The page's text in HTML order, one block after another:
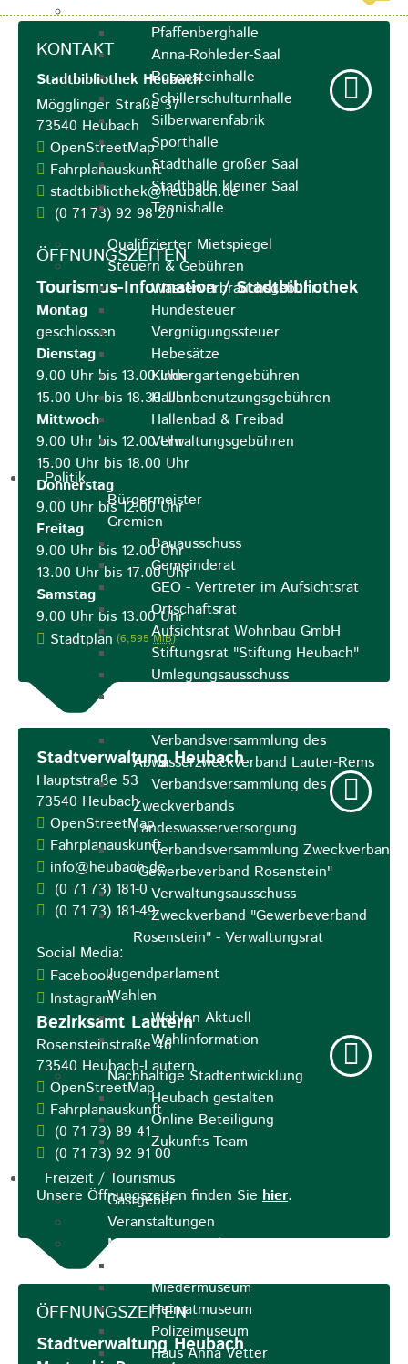
Hallen & Säle
Pfaffenberghalle
Anna-Rohleder-Saal
Rosensteinhalle
Schillerschulturnhalle
Silberwarenfabrik
Sporthalle
Stadthalle großer Saal
Stadthalle kleiner Saal
Tennishalle
Qualifizierter Mietspiegel
Steuern & Gebühren
Wasserverbrauchsgebühr
Hundesteuer
Vergnügungssteuer
Hebesätze
Kindergartengebühren
Hallenbenutzungsgebühren
Hallenbad & Freibad
Verwaltungsgebühren
Politik
Bürgermeister
Gremien
Bauausschuss
Gemeinderat
GEO - Vertreter im Aufsichtsrat
Ortschaftsrat
Aufsichtsrat Wohnbau GmbH
Stiftungsrat "Stiftung Heubach"
Umlegungsausschuss
Verbandsversammlung des
Abwasserzweckverband Lauter-Rems
Verbandsversammlung des
Zweckverbands
Landeswasserversorgung
Verbandsversammlung Zweckverband
"Gewerbeverband Rosenstein"
Verwaltungsausschuss
Zweckverband "Gewerbeverband
Rosenstein" - Verwaltungsrat
Jugendparlament
Wahlen
Wahlen Aktuell
Wahlinformation
Nachhaltige Stadtentwicklung
Heubach gestalten
Online Beteiligung
Zukunfts Team
Freizeit / Tourismus
Gastgeber
Veranstaltungen
Museen & Sammlungen
Miedermuseum
Heimatmuseum
Polizeimuseum
Haus Anna Vetter
KONTAKT
Stadtbibliothek Heubach
Mögglinger Straße 37
73540 Heubach
OpenStreetMap
Fahrplanauskunft
stadtbibliothek@heubach.de
(0 71 73) 92 98 20
ÖFFNUNGSZEITEN
Tourismus-Information / Stadtbibliothek
Montag
geschlossen
Dienstag
9.00 Uhr bis 13.00 Uhr
15.00 Uhr bis 18.30 Uhr
Mittwoch
9.00 Uhr bis 12.00 Uhr
15.00 Uhr bis 18.00 Uhr
Donnerstag
9.00 Uhr bis 12.00 Uhr
Freitag
9.00 Uhr bis 12.00 Uhr
13.00 Uhr bis 17.00 Uhr
Samstag
9.00 Uhr bis 13.00 Uhr
Stadtplan (6,595MiB)
Stadtverwaltung Heubach
Hauptstraße 53
73540 Heubach
OpenStreetMap
Fahrplanauskunft
info@heubach.de
(0 71 73) 181-0
(0 71 73) 181-49
Social Media:
Facebook
Instagram
Bezirksamt Lautern
Rosensteinstraße 46
73540 Heubach-Lautern
OpenStreetMap
Fahrplanauskunft
(0 71 73) 89 41
(0 71 73) 92 91 00
Unsere Öffnungszeiten finden Sie hier.
ÖFFNUNGSZEITEN
Stadtverwaltung Heubach